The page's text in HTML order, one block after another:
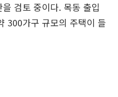
검토 중이다. 목동 출입
300가구 규모의 주택이 들